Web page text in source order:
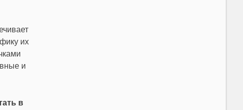
их
и
в